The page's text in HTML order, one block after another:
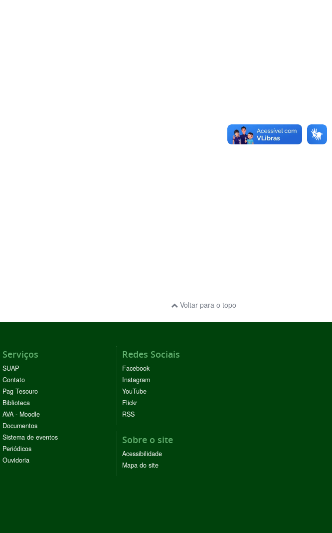
Voltar para o topo
Serviços
SUAP
Contato
Pag Tesouro
Biblioteca
AVA - Moodle
Documentos
Sistema de eventos
Periódicos
Ouvidoria
Redes Sociais
Facebook
Instagram
YouTube
Flickr
RSS
Sobre o site
Acessibilidade
Mapa do site